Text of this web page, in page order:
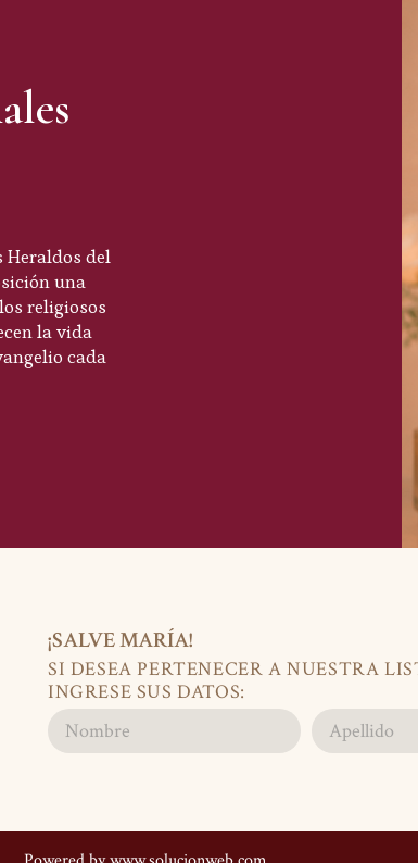
del
una
religiosos
la vida
cada
¡SALVE MARÍA!
SI DESEA PERTENECER A NUESTRA
INGRESE SUS DATOS: